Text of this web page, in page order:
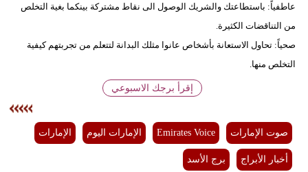
علوم
عاطفياً: باستطاعتك والشريك الوصول الى نقاط مشتركة بينكما بغية التخلص
من التناقضات الكثيرة.
صحياً: تحاول الاستعانة بأشخاص عانوا مثلك البدانة لتتعلم من تجربتهم كيفية
التخلص منها.
إقرأ برجك الاسبوعي
صوت الإمارات Emirates Voice الإمارات اليوم الإمارات
أخبار الأبراج برج الأسد